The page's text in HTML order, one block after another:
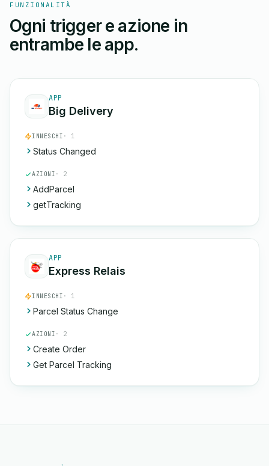
FUNZIONALITÀ
Ogni trigger e azione in
entrambe le app.
APP
Big Delivery
INNESCHI · 1
Status Changed
AZIONI · 2
AddParcel
getTracking
APP
Express Relais
INNESCHI · 1
Parcel Status Change
AZIONI · 2
Create Order
Get Parcel Tracking